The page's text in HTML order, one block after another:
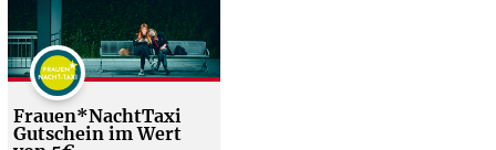
Frauen*NachtTaxi
Gutschein im Wert